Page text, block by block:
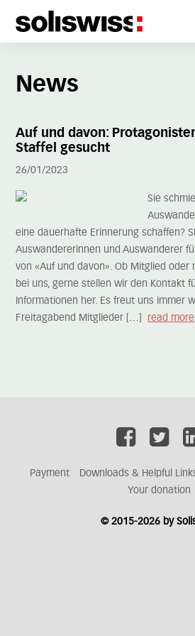
News
Auf und davon:
Staffel gesucht
26/01/2023
Sie
eine dauerhafte Erinnerung schaffen?
Auswandererinnen und Auswanderer
von «Auf und davon». Ob Mitglied oder
bei uns, gerne stellen wir den Kontakt
Informationen her. Es freut uns immer
Freitagabend Mitglieder […]
read more
Payment Downloads & Helpful
Your donation
© 2015-2026 by